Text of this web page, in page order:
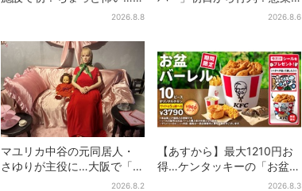
体験型イベント、限定グル
2026.8.8
＆弁当コーナーは大幅に拡
2026.8.6
マユリカ中谷の元同居人・
さゆりが主役に…大阪で「呪
物展」開催、コンセプト2026.8.2
【あすから】最大1210円お
得…ケンタッキーの「お盆パ
ック」、2週間だけ！数量限
2026.8.3